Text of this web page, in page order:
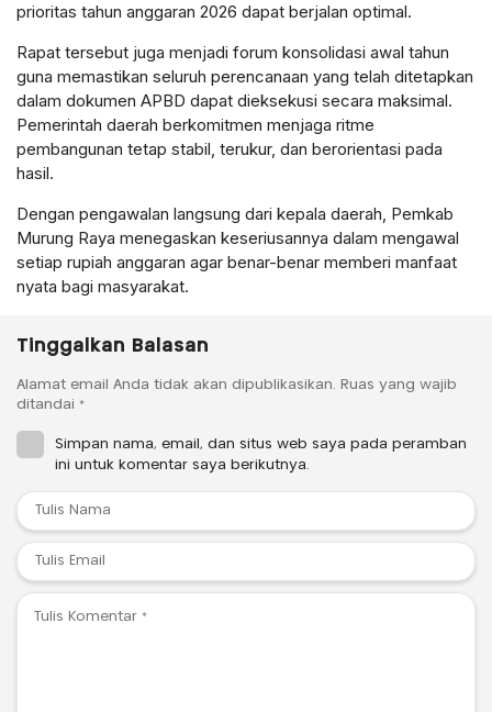
prioritas tahun anggaran 2026 dapat berjalan optimal.
Rapat tersebut juga menjadi forum konsolidasi awal tahun
guna memastikan seluruh perencanaan yang telah ditetapkan
dalam dokumen APBD dapat dieksekusi secara maksimal.
Pemerintah daerah berkomitmen menjaga ritme
pembangunan tetap stabil, terukur, dan berorientasi pada
hasil.
Dengan pengawalan langsung dari kepala daerah, Pemkab
Murung Raya menegaskan keseriusannya dalam mengawal
setiap rupiah anggaran agar benar-benar memberi manfaat
nyata bagi masyarakat.
Tinggalkan Balasan
Alamat email Anda tidak akan dipublikasikan. Ruas yang wajib
ditandai *
Simpan nama, email, dan situs web saya pada peramban
ini untuk komentar saya berikutnya.